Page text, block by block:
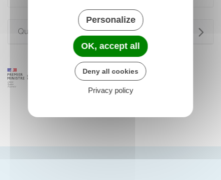
Questions ? Réponses !
Personalize
OK, accept all
Deny all cookies
Privacy policy